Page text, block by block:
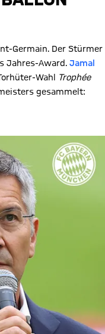
Germain. Der Stürmer
Jahres-Award. Jamal
Wahl
Trophée
gesammelt: